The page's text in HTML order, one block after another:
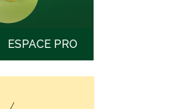
ESPACE PRO